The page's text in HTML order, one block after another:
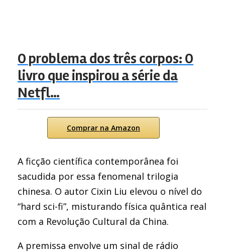
O problema dos três corpos: O
livro que inspirou a série da
Netfl…
Comprar na Amazon
A ficção científica contemporânea foi
sacudida por essa fenomenal trilogia
chinesa. O autor Cixin Liu elevou o nível do
“hard sci-fi”, misturando física quântica real
com a Revolução Cultural da China.
A premissa envolve um sinal de rádio